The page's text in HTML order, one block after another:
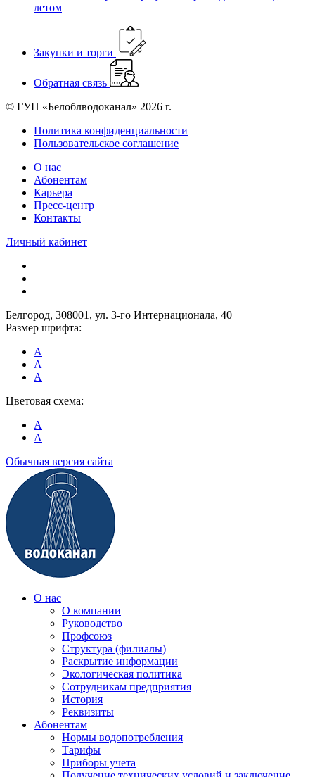
летом
Закупки и торги
Обратная связь
© ГУП «Белоблводоканал» 2026 г.
Политика конфиденциальности
Пользовательское соглашение
О нас
Абонентам
Карьера
Пресс-центр
Контакты
Личный кабинет
Белгород, 308001, ул. 3-го Интернационала, 40
Размер шрифта:
A
A
A
Цветовая схема:
A
A
Обычная версия сайта
О нас
О компании
Руководство
Профсоюз
Структура (филиалы)
Раскрытие информации
Экологическая политика
Сотрудникам предприятия
История
Реквизиты
Абонентам
Нормы водопотребления
Тарифы
Приборы учета